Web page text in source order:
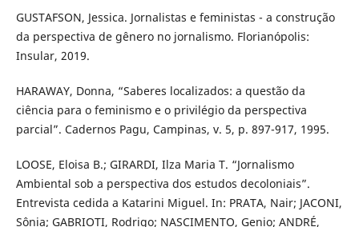
GUSTAFSON, Jessica. Jornalistas e feministas - a construção
da perspectiva de gênero no jornalismo. Florianópolis:
Insular, 2019.
HARAWAY, Donna, “Saberes localizados: a questão da
ciência para o feminismo e o privilégio da perspectiva
parcial”. Cadernos Pagu, Campinas, v. 5, p. 897-917, 1995.
LOOSE, Eloisa B.; GIRARDI, Ilza Maria T. “Jornalismo
Ambiental sob a perspectiva dos estudos decoloniais”.
Entrevista cedida a Katarini Miguel. In: PRATA, Nair; JACONI,
Sônia; GABRIOTI, Rodrigo; NASCIMENTO, Genio; ANDRÉ,